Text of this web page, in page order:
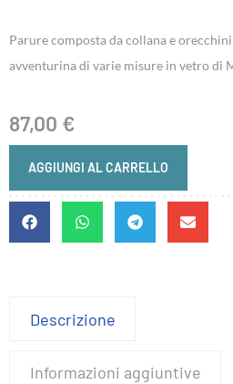
Parure composta da collana e
avventurina di varie misure in vetro di
87,00 €
AGGIUNGI AL CARRELLO
Descrizione
Informazioni aggiuntive